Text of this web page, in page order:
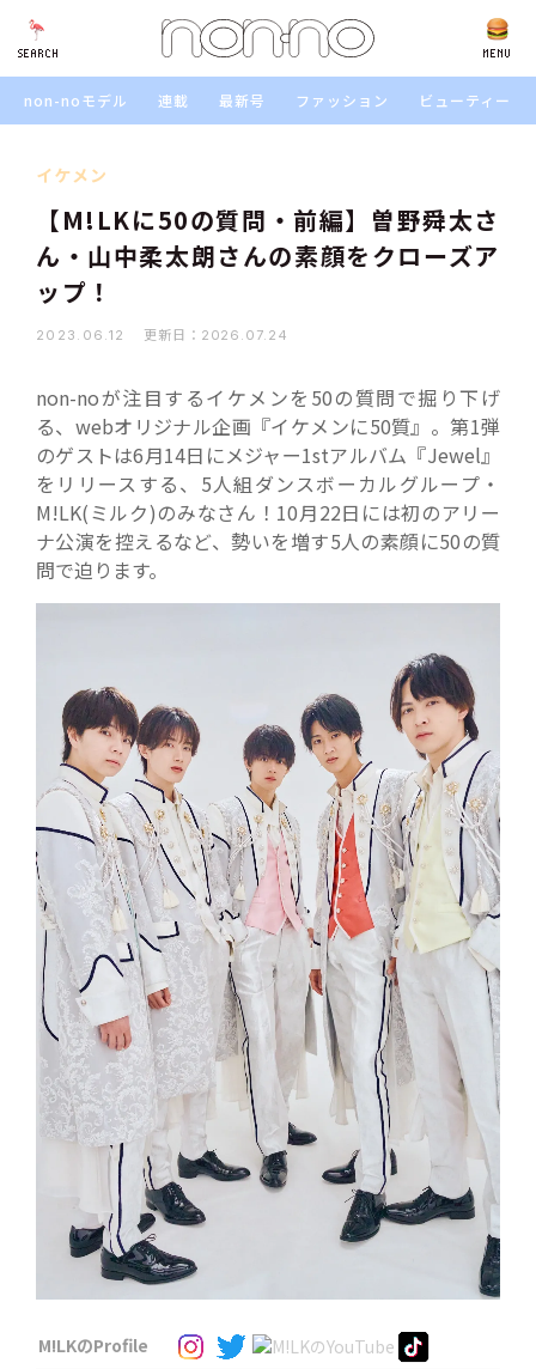
SEARCH MENU
SEARCH
non-noモデル 連載 最新号 ファッション ビューティー
イケメン
【M!LKに50の質問・前編】曽野舜太さ
ん・山中柔太朗さんの素顔をクローズア
ップ！
2023.06.12 更新日： 2026.07.24
non-noが注目するイケメンを50の質問で掘り下げ
る、webオリジナル企画『イケメンに50質』。第1弾
のゲストは6月14日にメジャー1stアルバム『Jewel』
をリリースする、5人組ダンスボーカルグループ・
M!LK(ミルク)のみなさん！10月22日には初のアリー
ナ公演を控えるなど、勢いを増す5人の素顔に50の質
問で迫ります。
M!LKのProfile